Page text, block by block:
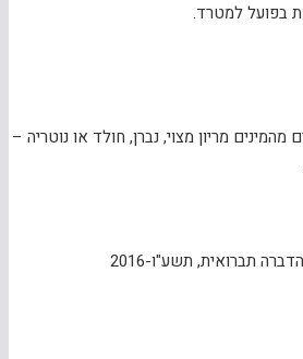
בפועל למטרד.
מריון מצוי, נברן, חולד או נוטריה –
תברואית, תשע"ו-2016